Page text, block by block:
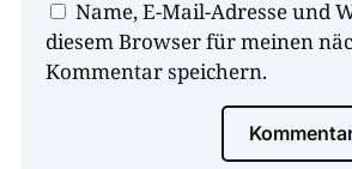
Name, E-Mail-Adresse und
diesem Browser für meinen
Kommentar speichern.